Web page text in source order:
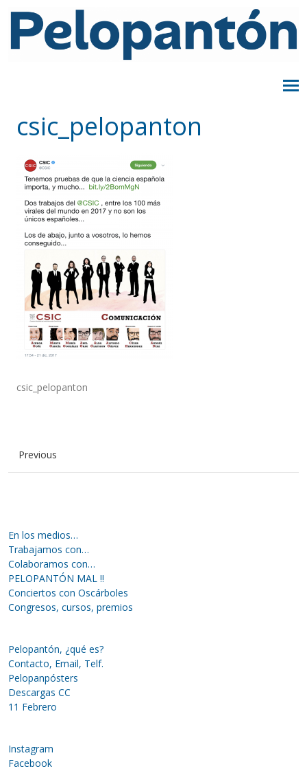
csic_pelopanton
csic_pelopanton
Previous
En los medios…
Trabajamos con…
Colaboramos con…
PELOPANTÓN MAL !!
Conciertos con Oscárboles
Congresos, cursos, premios
Pelopantón, ¿qué es?
Contacto, Email, Telf.
Pelopanpósters
Descargas CC
11 Febrero
Instagram
Facebook